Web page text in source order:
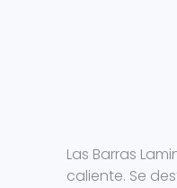
Las Barras
caliente. Se